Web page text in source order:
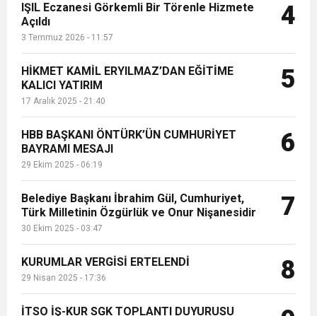
IŞIL Eczanesi Görkemli Bir Törenle Hizmete
Açıldı
3 Temmuz 2026 - 11:57
4
HİKMET KAMİL ERYILMAZ’DAN EĞİTİME
KALICI YATIRIM
17 Aralık 2025 - 21:40
5
HBB BAŞKANI ÖNTÜRK’ÜN CUMHURİYET
BAYRAMI MESAJI
29 Ekim 2025 - 06:19
6
Belediye Başkanı İbrahim Gül, Cumhuriyet,
Türk Milletinin Özgürlük ve Onur Nişanesidir
30 Ekim 2025 - 03:47
7
KURUMLAR VERGİSİ ERTELENDİ
29 Nisan 2025 - 17:36 8
İTSO İŞ-KUR SGK TOPLANTI DUYURUSU